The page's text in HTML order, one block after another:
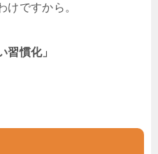
けですから。
習慣化」